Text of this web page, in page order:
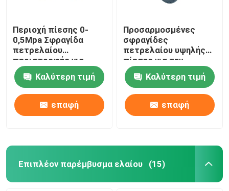
Περιοχή πίεσης 0-
0,5Mpa Σφραγίδα
πετρελαίου
περιστροφής για
βαριά μηχανήματα
Καλύτερη τιμή
επαφή
Προσαρμοσμένες
σφραγίδες
πετρελαίου υψηλής
πίεσης για την
αυτοκινητοβιομηχανία
Καλύτερη τιμή
επαφή
Επιπλέον παρέμβυσμα ελαίου (15)